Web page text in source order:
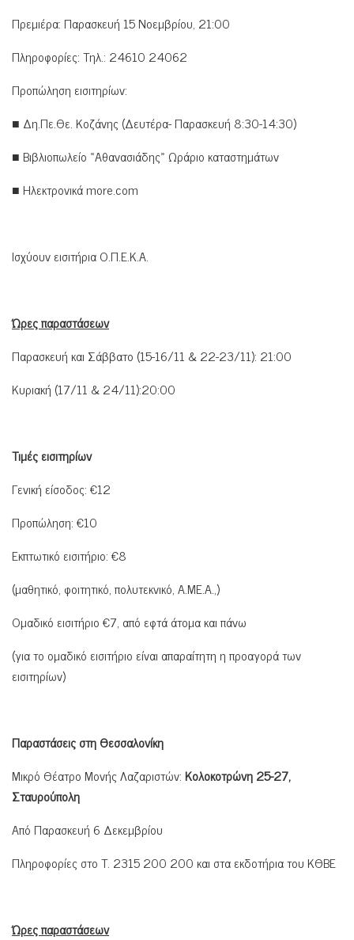
Πρεμιέρα: Παρασκευή 15 Νοεμβρίου, 21:00
Πληροφορίες: Τηλ.: 24610 24062
Προπώληση εισιτηρίων:
■ Δη.Πε.Θε. Κοζάνης (Δευτέρα- Παρασκευή 8:30-14:30)
■ Βιβλιοπωλείο «Αθανασιάδης» Ωράριο καταστημάτων
■ Ηλεκτρονικά more.com
Ισχύουν εισιτήρια Ο.Π.Ε.Κ.Α.
Ώρες παραστάσεων
Παρασκευή και Σάββατο (15-16/11 & 22-23/11): 21:00
Κυριακή (17/11 & 24/11):20:00
Τιμές εισιτηρίων
Γενική είσοδος: €12
Προπώληση: €10
Εκπτωτικό εισιτήριο: €8
(μαθητικό, φοιτητικό, πολυτεκνικό, Α.ΜΕ.Α.,)
Ομαδικό εισιτήριο €7, από εφτά άτομα και πάνω
(για το ομαδικό εισιτήριο είναι απαραίτητη η προαγορά των
εισιτηρίων)
Παραστάσεις στη Θεσσαλονίκη
Μικρό Θέατρο Μονής Λαζαριστών: Κολοκοτρώνη 25-27,
Σταυρούπολη
Από Παρασκευή 6 Δεκεμβρίου
Πληροφορίες στο Τ. 2315 200 200 και στα εκδοτήρια του ΚΘΒΕ
Ώρες παραστάσεων